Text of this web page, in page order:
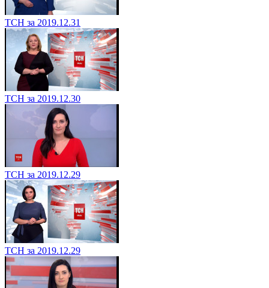
ТСН за 2019.12.31
ТСН за 2019.12.30
ТСН за 2019.12.29
ТСН за 2019.12.29